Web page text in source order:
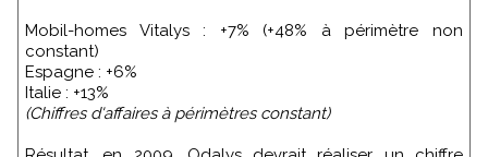
Mobil-homes Vitalys : +7% (+48% à périmètre non
constant)
Espagne : +6%
Italie : +13%
(Chiffres d'affaires à périmètres constant)